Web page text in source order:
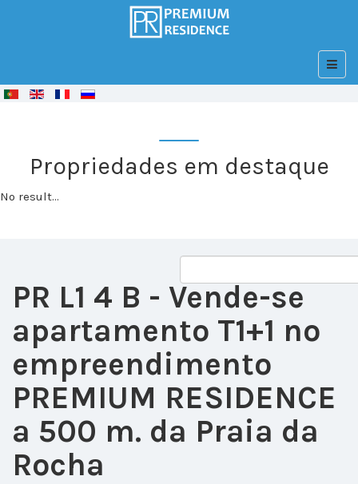
© FreeJoomla! 3 Modules
Propriedades em destaque
No result...
PR L1 4 B - Vende-se
apartamento T1+1 no
empreendimento
PREMIUM RESIDENCE
a 500 m. da Praia da
Rocha